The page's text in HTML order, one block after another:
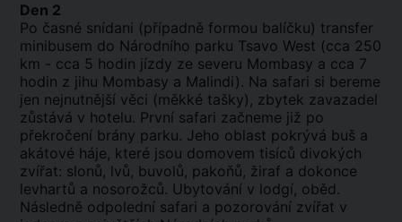
Den 2
Po časné snídani (případně formou balíčku) transfer
minibusem do Národního parku Tsavo West (cca 250
km - cca 5 hodin jízdy ze severu Mombasy a cca 7
hodin z jihu Mombasy a Malindi). Na safari si bereme
jen nejnutnější věci (měkké tašky), zbytek zavazadel
zůstává v hotelu. První safari začneme již po
překročení brány parku. Jeho oblast pokrývá buš a
akátové háje, které jsou domovem tisíců divokých
zvířat: slonů, lvů, buvolů, pakoňů, žiraf a dokonce
levhartů a nosorožců. Ubytování v lodgí, oběd.
Následně odpolední safari a pozorování zvířat v